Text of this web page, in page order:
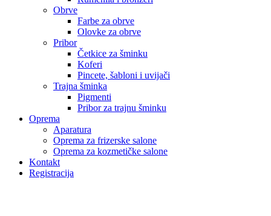
Obrve
Farbe za obrve
Olovke za obrve
Pribor
Četkice za šminku
Koferi
Pincete, šabloni i uvijači
Trajna šminka
Pigmenti
Pribor za trajnu šminku
Oprema
Aparatura
Oprema za frizerske salone
Oprema za kozmetičke salone
Kontakt
Registracija